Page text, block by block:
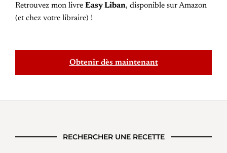
Retrouvez mon livre Easy Liban, disponible sur Amazon
(et chez votre libraire) !
Obtenir dès maintenant
RECHERCHER UNE RECETTE